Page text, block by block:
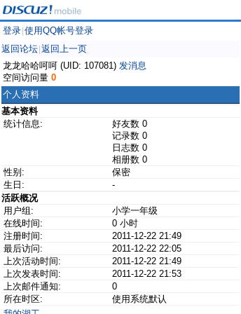
登录 使用QQ帐号登录
返回论坛 返回上一页
龙龙哈哈呵呵 (UID: 107081) 发消息
空间访问量 0
个人资料
基本资料
统计信息:
好友数 0
记录数 0
日志数 0
相册数 0
性别:
保密
生日:
-
活跃概况
用户组:
小学一年级
在线时间:
0 小时
注册时间:
2011-12-22 21:49
最后访问:
2011-12-22 22:05
上次活动时间:
2011-12-22 21:49
上次发表时间:
2011-12-22 21:53
上次邮件通知:
0
所在时区:
使用系统默认